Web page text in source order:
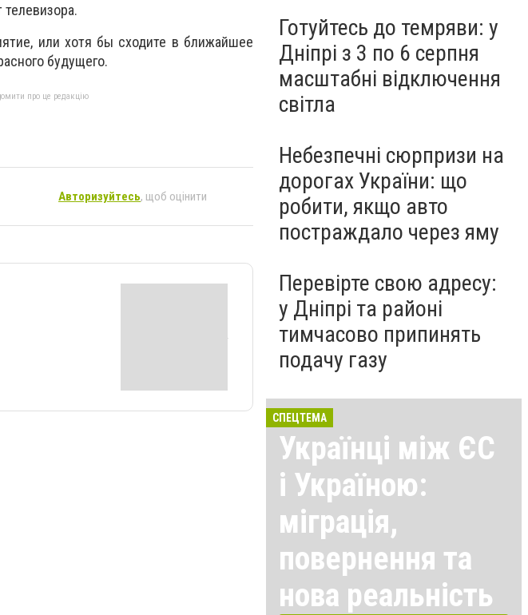
или хотя бы сходите в ближайшее
будущего.
про це редакцію
Авторизуйтесь, щоб оцінити
Готуйтесь до темряви: у
Дніпрі з 3 по 6 серпня
масштабні відключення
світла
Небезпечні сюрпризи на
дорогах України: що
робити, якщо авто
постраждало через яму
Перевірте свою адресу:
у Дніпрі та районі
тимчасово припинять
подачу газу
СПЕЦТЕМА
Українці між ЄС
і Україною:
міграція,
повернення та
нова реальність